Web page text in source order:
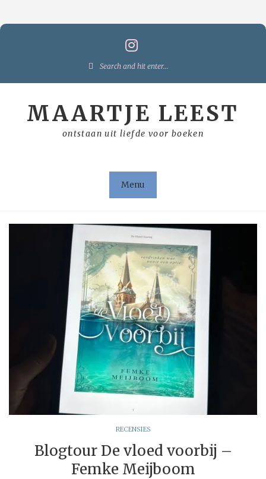
Search
MAARTJE LEEST
ontstaan uit liefde voor boeken
Menu
RECENSIES
Blogtour De vloed voorbij –
Femke Meijboom